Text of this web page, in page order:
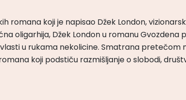
romana koji je napisao Džek London,
oligarhija, Džek London u romanu
u rukama nekolicine. Smatrana
koji podstiču razmišljanje o slobodi,